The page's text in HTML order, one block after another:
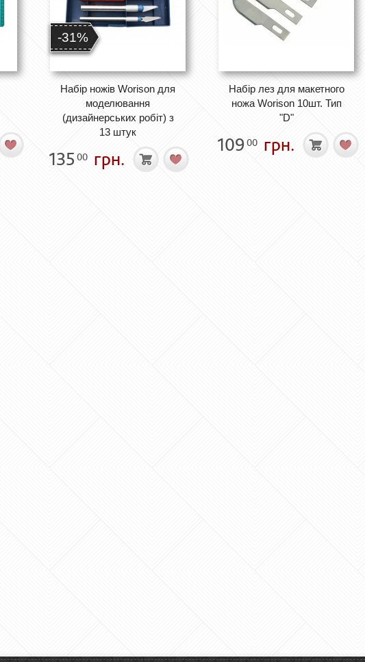
-31%
Набір ножів Worison для
моделювання
(дизайнерських робіт) з
13 штук
135 00 грн.
Набір лез для макетного
ножа Worison 10шт. Тип
"D"
10900 грн.